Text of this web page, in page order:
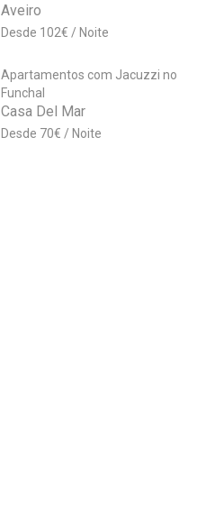
Aveiro
102€
Apartamentos com Jacuzzi no
Funchal
Casa Del Mar
70€